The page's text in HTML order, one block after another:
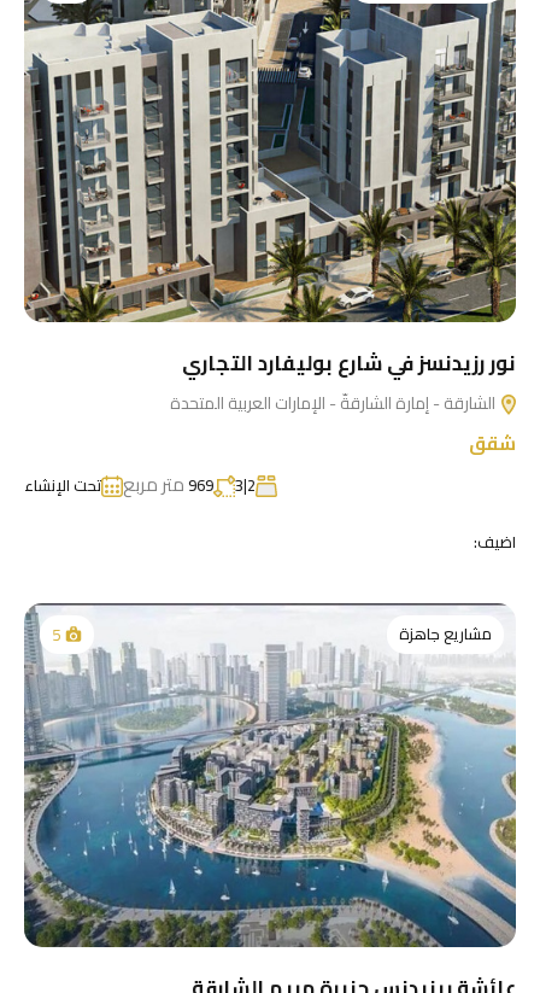
نور رزيدنسز في شارع بوليفارد التجاري
الشارقة - إمارة الشارقةّ - الإمارات العربية المتحدة
شقق
2|3
969متر مربع
تحت الإنشاء
اضيف:
مشاريع جاهزة 5